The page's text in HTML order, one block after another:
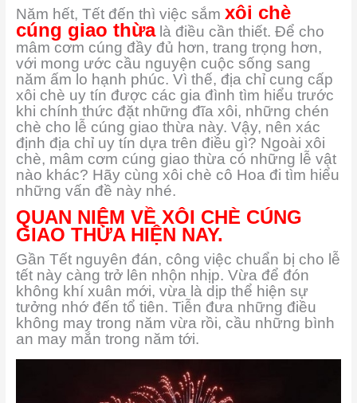
Năm hết, Tết đến thì việc sắm xôi chè
cúng giao thừalà điều cần thiết. Để cho
mâm cơm cúng đầy đủ hơn, trang trọng hơn,
với mong ước cầu nguyện cuộc sống sang
năm ấm lo hạnh phúc. Vì thế, địa chỉ cung cấp
xôi chè uy tín được các gia đình tìm hiểu trước
khi chính thức đặt những đĩa xôi, những chén
chè cho lễ cúng giao thừa này. Vậy, nên xác
định địa chỉ uy tín dựa trên điều gì? Ngoài xôi
chè, mâm cơm cúng giao thừa có những lễ vật
nào khác? Hãy cùng xôi chè cô Hoa đi tìm hiểu
những vấn đề này nhé.
QUAN NIỆM VỀ XÔI CHÈ CÚNG
GIAO THỪA HIỆN NAY.
Gần Tết nguyên đán, công việc chuẩn bị cho lễ
tết này càng trở lên nhộn nhịp. Vừa để đón
không khí xuân mới, vừa là dịp thể hiện sự
tưởng nhớ đến tổ tiên. Tiễn đưa những điều
không may trong năm vừa rồi, cầu những bình
an may mắn trong năm tới.
Giao
Thừa
Uy
Tín
Trên
35
Năm